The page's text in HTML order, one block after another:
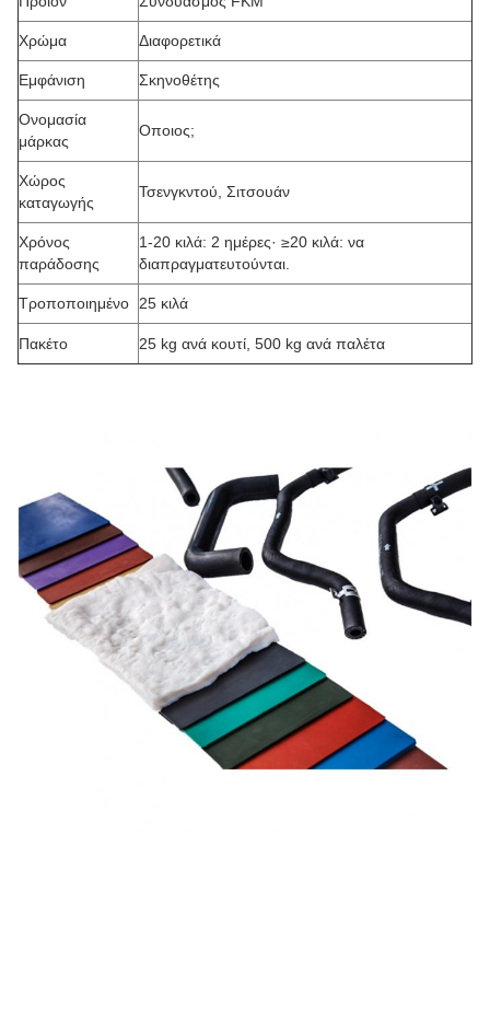
Χρώμα Διαφορετικά
Εμφάνιση Σκηνοθέτης
Ονομασία
μάρκας
Οποιος;
Χώρος
καταγωγής
Τσενγκντού, Σιτσουάν
Χρόνος
παράδοσης
1-20 κιλά: 2 ημέρες· ≥20 κιλά: να
διαπραγματευτούνται.
Τροποποιημένο 25 κιλά
Πακέτο 25 kg ανά κουτί, 500 kg ανά παλέτα